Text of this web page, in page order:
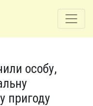
особу,
пригоду